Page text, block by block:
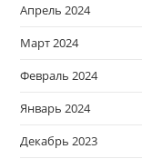
Апрель 2024
Март 2024
Февраль 2024
Январь 2024
Декабрь 2023